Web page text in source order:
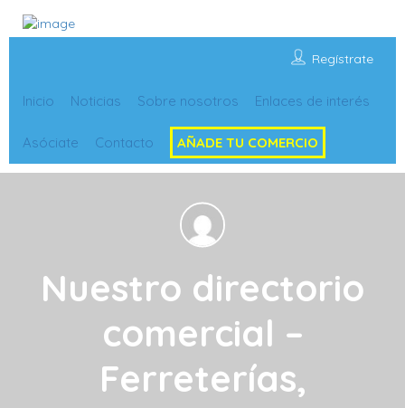
Regístrate
Inicio Noticias Sobre nosotros Enlaces de interés
Asóciate Contacto AÑADE TU COMERCIO
Nuestro directorio
comercial –
Ferreterías,